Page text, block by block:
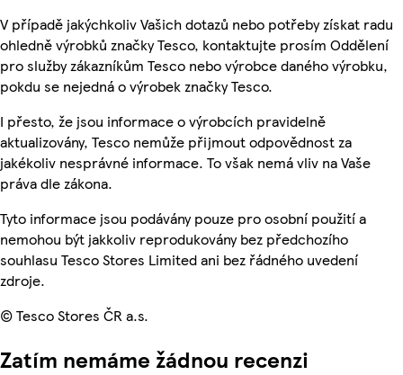
V případě jakýchkoliv Vašich dotazů nebo potřeby získat radu
ohledně výrobků značky Tesco, kontaktujte prosím Oddělení
pro služby zákazníkům Tesco nebo výrobce daného výrobku,
pokdu se nejedná o výrobek značky Tesco.
I přesto, že jsou informace o výrobcích pravidelně
aktualizovány, Tesco nemůže přijmout odpovědnost za
jakékoliv nesprávné informace. To však nemá vliv na Vaše
práva dle zákona.
Tyto informace jsou podávány pouze pro osobní použití a
nemohou být jakkoliv reprodukovány bez předchozího
souhlasu Tesco Stores Limited ani bez řádného uvedení
zdroje.
© Tesco Stores ČR a.s.
Zatím nemáme žádnou recenzi